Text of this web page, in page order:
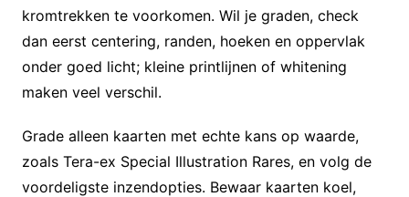
kromtrekken te voorkomen. Wil je graden, check
dan eerst centering, randen, hoeken en oppervlak
onder goed licht; kleine printlijnen of whitening
maken veel verschil.
Grade alleen kaarten met echte kans op waarde,
zoals Tera-ex Special Illustration Rares, en volg de
voordeligste inzendopties. Bewaar kaarten koel,